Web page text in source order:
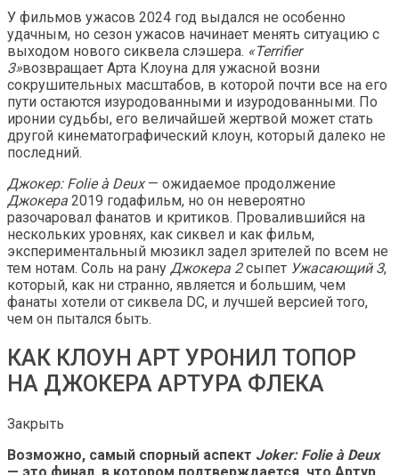
У фильмов ужасов 2024 год выдался не особенно
удачным, но сезон ужасов начинает менять ситуацию с
выходом нового сиквела слэшера. «Terrifier
3»возвращает Арта Клоуна для ужасной возни
сокрушительных масштабов, в которой почти все на его
пути остаются изуродованными и изуродованными. По
иронии судьбы, его величайшей жертвой может стать
другой кинематографический клоун, который далеко не
последний.
Джокер: Folie à Deux— ожидаемое продолжение
Джокера 2019 годафильм, но он невероятно
разочаровал фанатов и критиков. Провалившийся на
нескольких уровнях, как сиквел и как фильм,
экспериментальный мюзикл задел зрителей по всем не
тем нотам. Соль на рану Джокера 2сыпет Ужасающий 3,
который, как ни странно, является и большим, чем
фанаты хотели от сиквела DC, и лучшей версией того,
чем он пытался быть.
КАК КЛОУН АРТ УРОНИЛ ТОПОР
НА ДЖОКЕРА АРТУРА ФЛЕКА
Закрыть
Возможно, самый спорный аспект Joker: Folie à Deux